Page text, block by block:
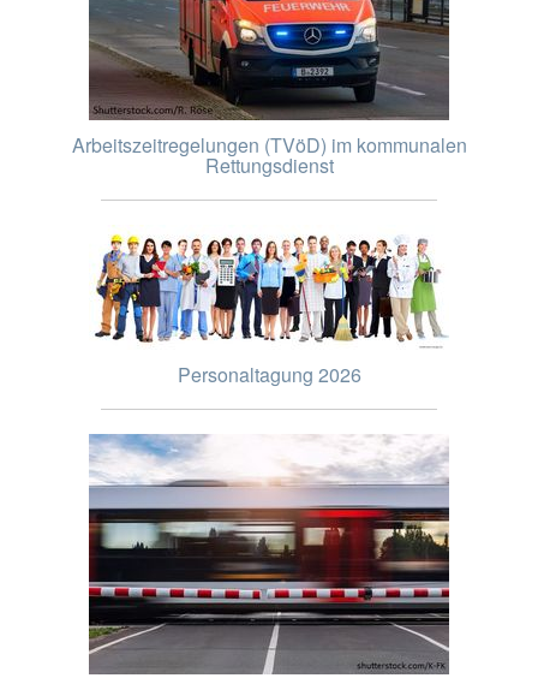
Arbeitszeitregelungen (TVöD) im kommunalen
Rettungsdienst
Personaltagung 2026